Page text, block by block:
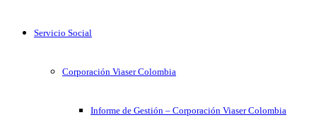
Servicio Social
Corporación Viaser Colombia
Informe de Gestión – Corporación Viaser Colombia